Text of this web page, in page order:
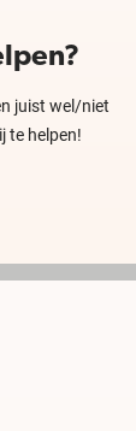
juist wel/niet
te helpen!